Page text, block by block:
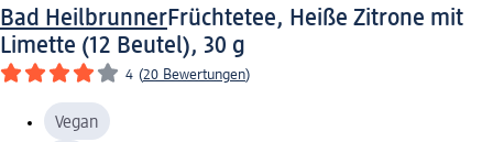
Bad HeilbrunnerFrüchtetee, Heiße Zitrone mit
Limette (12 Beutel), 30 g
4 (20 Bewertungen)
Vegan